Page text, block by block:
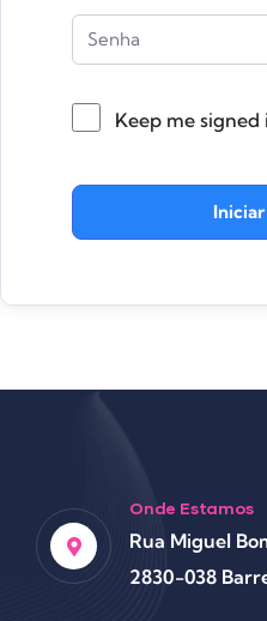
Keep me signed
Iniciar
Onde Estamos
Rua Miguel
2830-038